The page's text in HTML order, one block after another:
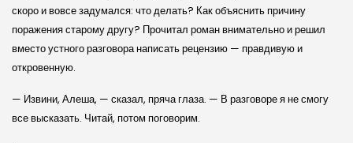
скоро и вовсе задумался: что делать? Как объяснить причину
поражения старому другу? Прочитал роман внимательно и решил
вместо устного разговора написать рецензию — правдивую и
откровенную.
— Извини, Алеша, — сказал, пряча глаза. — В разговоре я не смогу
все высказать. Читай, потом поговорим.